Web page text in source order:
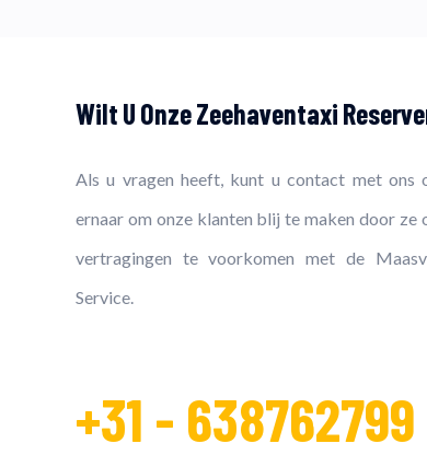
Wilt U Onze Zeehaventaxi
Als u vragen heeft, kunt u contact met ons
ernaar om onze klanten blij te maken door
vertragingen te voorkomen met de
Service.
+31 - 638762799